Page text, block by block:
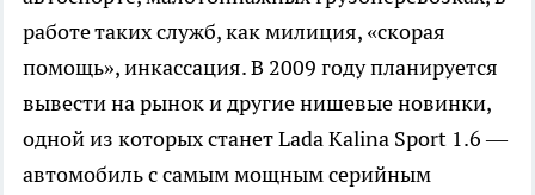
работе таких служб, как милиция, «скорая
помощь», инкассация. В 2009 году планируется
вывести на рынок и другие нишевые новинки,
одной из которых станет Lada Kalina Sport 1.6 —
автомобиль с самым мощным серийным